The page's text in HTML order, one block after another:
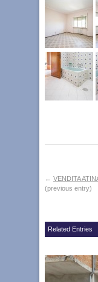
← VENDITA
(previous entry)
Related Entries